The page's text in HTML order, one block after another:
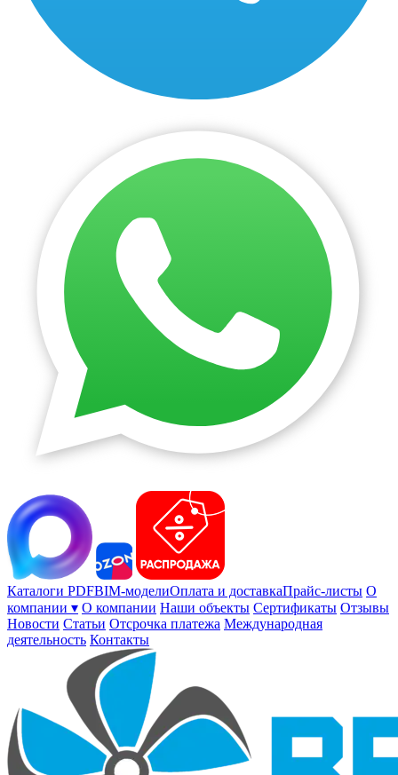
Каталоги PDFBIM-моделиОплата и доставкаПрайс-листы О
компании ▾ О компании Наши объекты Сертификаты Отзывы
Новости Статьи Отсрочка платежа Международная
деятельность Контакты